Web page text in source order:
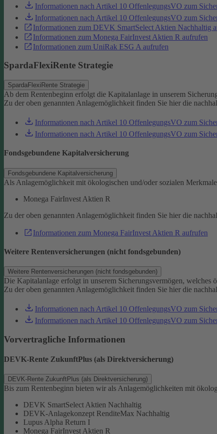
Informationen nach Artikel 10 OffenlegungsVO zum
Informationen nach Artikel 10 OffenlegungsVO zum
Informationen zum DEVK SmartSelect Aktien Nachhaltig
Informationen zum Monega FairInvest Aktien R aufrufen
Informationen zum UniRak ESG A aufrufen
SpardaFlexiRente Strategie
SpardaFlexiRente Strategie
Ab dem Rentenbeginn erfolgt die Kapitalanlage in unserem
Zu der oben genannten Anlagemöglichkeit finden Sie hier die
Informationen nach Artikel 10 OffenlegungsVO zum
Informationen nach Artikel 10 OffenlegungsVO zum
Fondsgebundene Kapitalversicherung
Fondsgebundene Kapitalversicherung
Als Anlagemöglichkeit mit ökologischen und/oder sozialen
Monega FairInvest Aktien R
Zu der oben genannten Anlagemöglichkeit finden Sie hier die
Informationen zum Monega FairInvest Aktien R aufrufen
Weitere Rentenversicherungen (nicht fondsgebunden)
Weitere Rentenversicherungen (nicht fondsgebunden)
Die Kapitalanlage erfolgt in unserem Sicherungsvermögen, welches
Zu der oben genannten Anlagemöglichkeit finden Sie hier die
Informationen nach Artikel 10 OffenlegungsVO zum
Informationen nach Artikel 10 OffenlegungsVO zum
Vorvertragliche Informationen
DEVK-Rente ZukunftPlus (als Direktversicherung)
DEVK-Rente ZukunftPlus (als Direktversicherung)
Bis zum Rentenbeginn bieten wir als Anlagemöglichkeiten mit
DEVK SmartSelect Aktien Nachhaltig
DEVK-Anlagekonzept RenditeMax Nachhaltig
Lupus Alpha Return I
Monega FairInvest Aktien R